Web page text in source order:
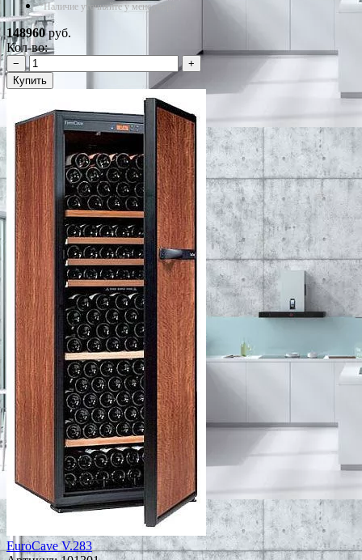
*Наличие уточняйте у менеджера
148960руб.
Кол-во:
−
+
Купить
EuroCave V.283